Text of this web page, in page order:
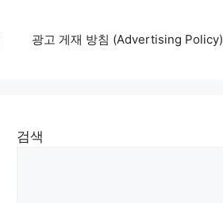
광고 게재 방침 (Advertising Policy)
검색